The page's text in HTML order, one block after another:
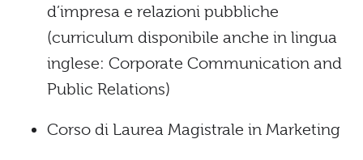
d’impresa e relazioni pubbliche
(curriculum disponibile anche in lingua
inglese: Corporate Communication and
Public Relations)
Corso di Laurea Magistrale in Marketing